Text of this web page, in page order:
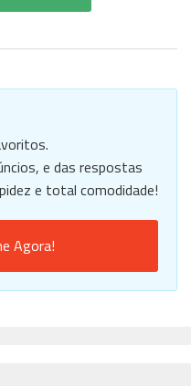
e das respostas
e total comodidade!
Agora!